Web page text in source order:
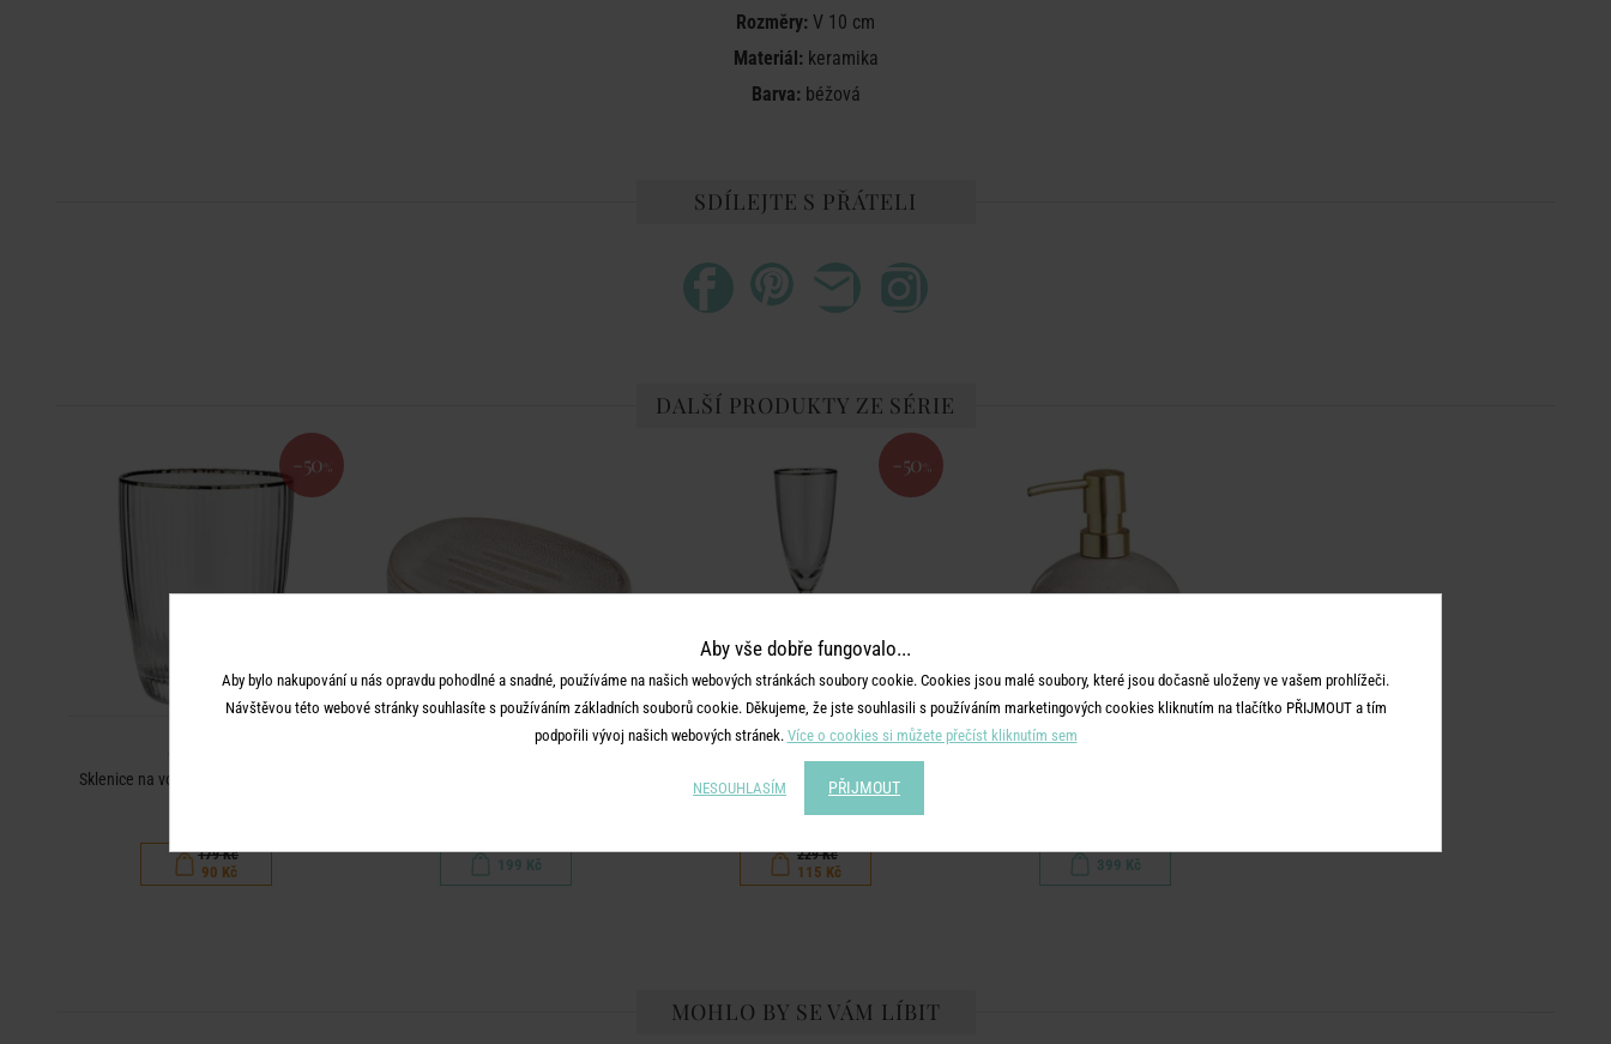
Rozměry: V 10 cm
Materiál:keramika
Barva:béžová
SDÍLEJTE S PŘÁTELI
DALŠÍ PRODUKTY ZE SÉRIE
-50 %
Sklenice na vodu se stříbrným okrajem
179 Kč
90 Kč 199 Kč
-50 %
Sklenice na šampaňské se stříbrným
229 Kč
115 Kč 399 Kč
MOHLO BY SE VÁM LÍBIT
Aby vše dobře fungovalo...
Aby bylo nakupování u nás opravdu pohodlné a snadné, používáme na našich webových stránkách soubory cookie. Cookies jsou malé soubory, které jsou dočasně uloženy ve vašem prohlížeči.
Návštěvou této webové stránky souhlasíte s používáním základních souborů cookie. Děkujeme, že jste souhlasili s používáním marketingových cookies kliknutím na tlačítko PŘIJMOUT a tím
podpořili vývoj našich webových stránek. Více o cookies si můžete přečíst kliknutím sem
NESOUHLASÍM PŘIJMOUT